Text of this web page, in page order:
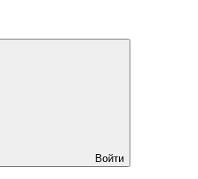
Войти